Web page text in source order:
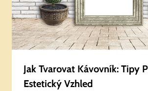
Jak Tvarovat Kávovník: Tipy
Estetický Vzhled